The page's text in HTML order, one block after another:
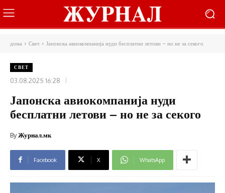
дома Свет Јапонска авиокомпанија нуди бесплатни летови – но не за секого
СВЕТ
03.08.2025 16:28
Јапонска авиокомпанија нуди
бесплатни летови – но не за секого
ByЖурнал.мк
Facebook X WhatsApp